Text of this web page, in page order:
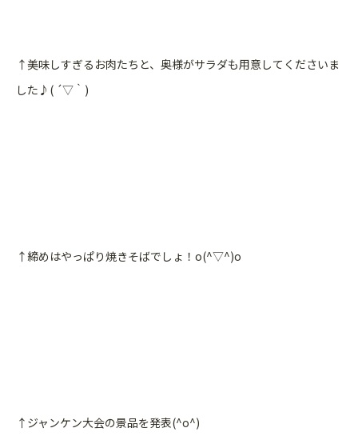
↑美味しすぎるお肉たちと、奥様がサラダも用意してくださいま
した♪( ´▽｀)
↑締めはやっぱり焼きそばでしょ！o(^▽^)o
↑ジャンケン大会の景品を発表(^o^)